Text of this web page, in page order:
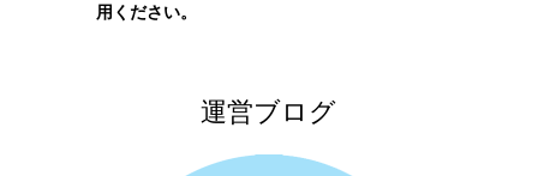
用ください。
運営ブログ